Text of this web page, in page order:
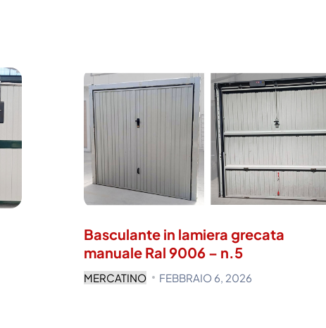
Basculante in lamiera grecata
manuale Ral 9006 – n.5
MERCATINO FEBBRAIO 6, 2026